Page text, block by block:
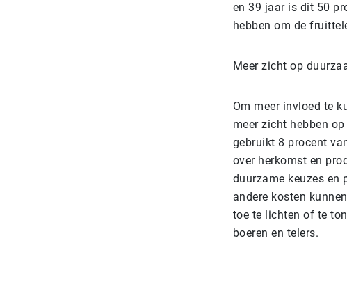
en 39 jaar is dit 50
hebben om de
Meer zicht op
Om meer invloed te
meer zicht hebben
gebruikt 8 procent
over herkomst en
duurzame keuzes en
andere kosten
toe te lichten of te
boeren en telers.